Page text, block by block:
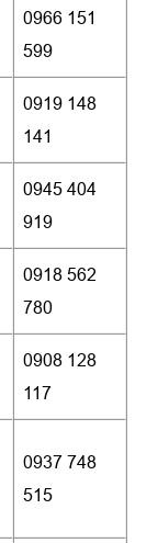
0966 151
599
0919 148
141
0945 404
919
0918 562
780
0908 128
117
0937 748
515